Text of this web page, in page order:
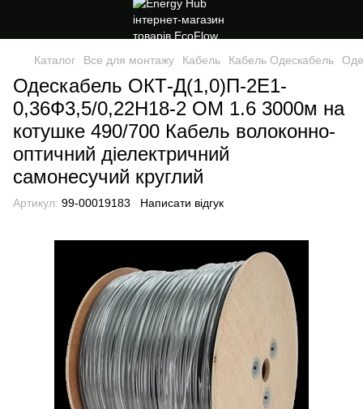
Каталог Все для монтажу Кабель Кабель Одескабель
Одескабель ОКТ-Д(1,0)П-2Е1-
0,36Ф3,5/0,22Н18-2 ОМ 1.6 3000м на
котушке 490/700 Кабель волоконно-
оптичний діелектричний
самонесучий круглий
Артикул: 99-00019183 Написати відгук